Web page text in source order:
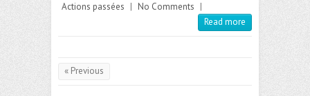
Actions passées | No Comments |
Read more
« Previous